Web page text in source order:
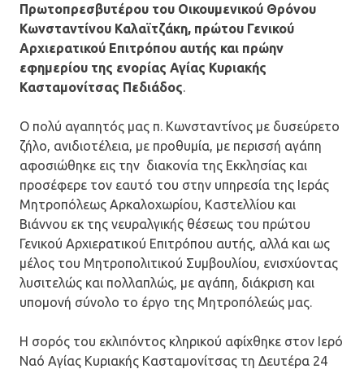
Πρωτοπρεσβυτέρου του Οικουμενικού Θρόνου
Κωνσταντίνου Καλαϊτζάκη, πρώτου Γενικού
Αρχιερατικού Επιτρόπου αυτής και πρώην
εφημερίου της ενορίας Αγίας Κυριακής
Κασταμονίτσας Πεδιάδος.
Ο πολύ αγαπητός μας π. Κωνσταντίνος με δυσεύρετο
ζήλο, ανιδιοτέλεια, με προθυμία, με περισσή αγάπη
αφοσιώθηκε εις την διακονία της Εκκλησίας και
προσέφερε τον εαυτό του στην υπηρεσία της Ιεράς
Μητροπόλεως Αρκαλοχωρίου, Καστελλίου και
Βιάννου εκ της νευραλγικής θέσεως του πρώτου
Γενικού Αρχιερατικού Επιτρόπου αυτής, αλλά και ως
μέλος του Μητροπολιτικού Συμβουλίου, ενισχύοντας
λυσιτελώς και πολλαπλώς, με αγάπη, διάκριση και
υπομονή σύνολο το έργο της Μητροπόλεώς μας.
Η σορός του εκλιπόντος κληρικού αφίχθηκε στον Ιερό
Ναό Αγίας Κυριακής Κασταμονίτσας τη Δευτέρα 24